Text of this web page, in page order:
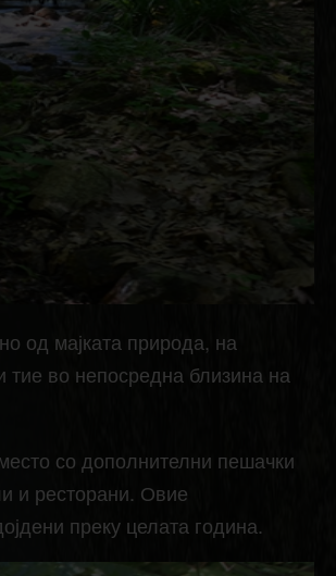
од мајката природа, на
тие во непосредна близина на
со дополнителни пешачки
и ресторани. Овие
преку целата година.